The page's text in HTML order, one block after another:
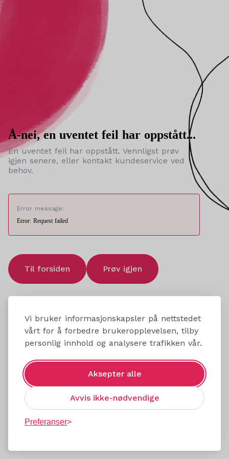
Vi bruker informasjonskapsler på nettstedet
vårt for å forbedre brukeropplevelsen, tilby
personlig innhold og analysere trafikken vår.
Aksepter alle
Avvis ikke-nødvendige
Preferanser
Å-nei, en uventet feil har oppstått...
En uventet feil har oppstått. Vennligst prøv
igjen senere, eller kontakt kundeservice ved
behov.
Error message:
Error: Request failed
Til forsiden Prøv igjen